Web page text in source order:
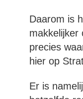
Daarom is
makkelijker
precies
hier op
Er is